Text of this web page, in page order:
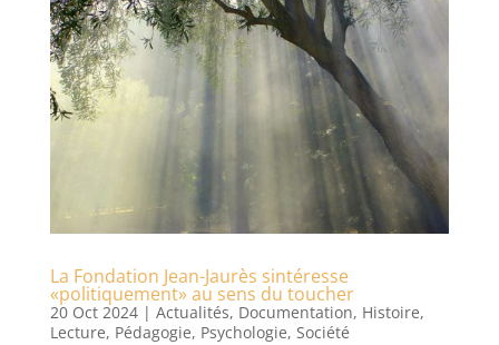
La Fondation Jean-Jaurès sintéresse
«politiquement» au sens du toucher
20 Oct 2024| Actualités, Documentation, Histoire,
Lecture, Pédagogie, Psychologie, Société